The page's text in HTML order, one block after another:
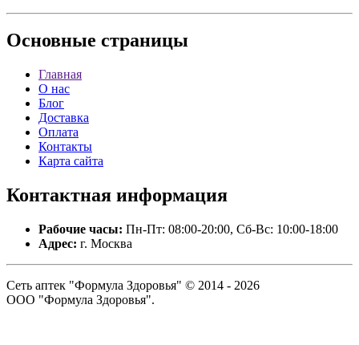
Основные страницы
Главная
О нас
Блог
Доставка
Оплата
Контакты
Карта сайта
Контактная информация
Рабочие часы: Пн-Пт: 08:00-20:00, Сб-Вс: 10:00-18:00
Адрес: г. Москва
Сеть аптек "Формула Здоровья" © 2014 - 2026
ООО "Формула Здоровья".